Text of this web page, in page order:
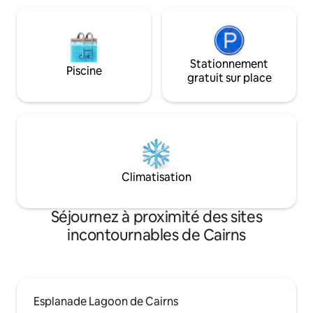
Piscine
Stationnement
gratuit sur place
Climatisation
Séjournez à proximité des sites
incontournables de Cairns
Esplanade Lagoon de Cairns